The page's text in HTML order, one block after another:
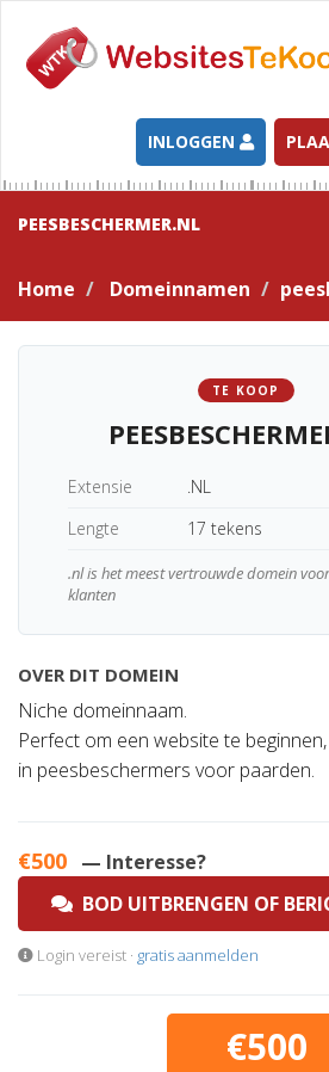
INLOGGEN
PEESBESCHERMER.NL
Home Domeinnamen
TE KOOP
Extensie
.NL
Lengte
17 tekens
.nl is het meest vertrouwde domein
klanten
OVER DIT DOMEIN
Niche domeinnaam.
Perfect om een website te
in peesbeschermers voor paarden.
€500 — Interesse?
BOD UITBRENGEN OF
Login vereist · gratis aanmelden
€500